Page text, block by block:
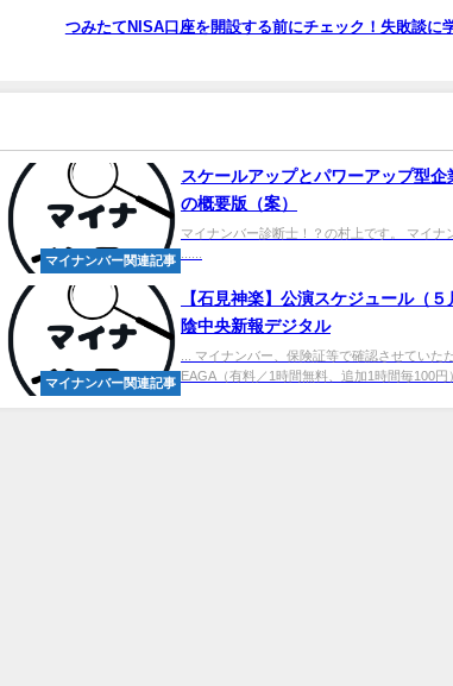
つみたてNISA口座を開設する前にチェック！失敗談に
マイナンバー関連記事
スケールアップとパワーアップ型
の概要版（案）
マイナンバー診断士！？の村上です。 マイ
マイナンバー関連記事
【石見神楽】公演スケジュール（
陰中央新報デジタル
... マイナンバー、保険証等で確認させてい
EAGA（有料／1時間無料、追加1時間毎100円